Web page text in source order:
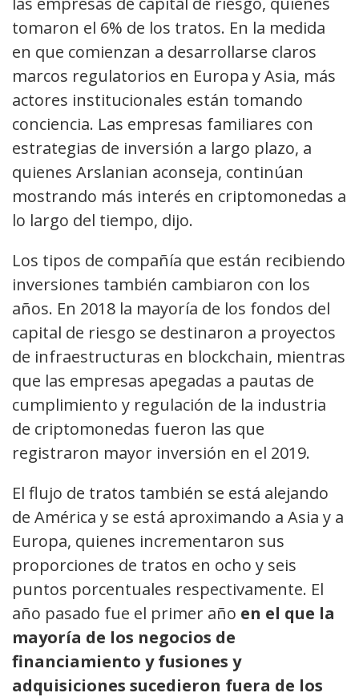
tomaron el 6% de los tratos. En la medida
en que comienzan a desarrollarse claros
marcos regulatorios en Europa y Asia, más
actores institucionales están tomando
conciencia. Las empresas familiares con
estrategias de inversión a largo plazo, a
quienes Arslanian aconseja, continúan
mostrando más interés en criptomonedas a
lo largo del tiempo, dijo.
Los tipos de compañía que están recibiendo
inversiones también cambiaron con los
años. En 2018 la mayoría de los fondos del
capital de riesgo se destinaron a proyectos
de infraestructuras en blockchain, mientras
que las empresas apegadas a pautas de
cumplimiento y regulación de la industria
de criptomonedas fueron las que
registraron mayor inversión en el 2019.
El flujo de tratos también se está alejando
de América y se está aproximando a Asia y a
Europa, quienes incrementaron sus
proporciones de tratos en ocho y seis
puntos porcentuales respectivamente. El
año pasado fue el primer año en el que la
mayoría de los negocios de
financiamiento y fusiones y
adquisiciones sucedieron fuera de los